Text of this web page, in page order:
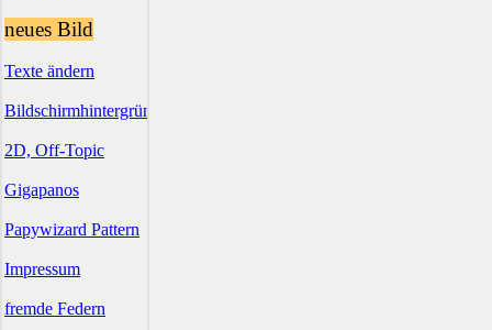
neues Bild
Texte ändern
Bildschirmhintergründe
2D, Off-Topic
Gigapanos
Papywizard Pattern
Impressum
fremde Federn